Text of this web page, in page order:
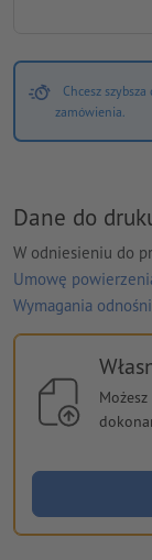
Chcesz
zamówienia.
Dane do
W odniesieniu do
Umowę
Wymagania